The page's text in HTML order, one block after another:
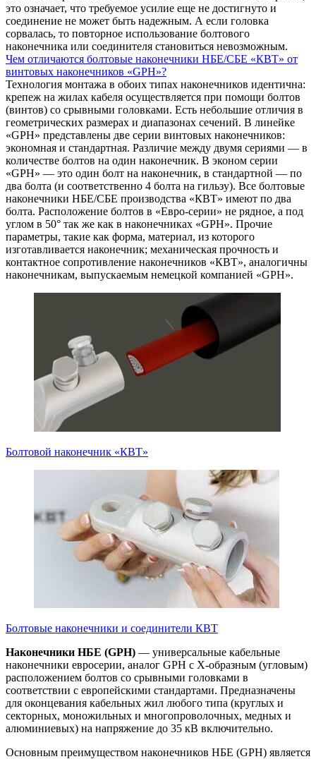
это означает, что требуемое усилие еще не достигнуто и
соединение не может быть надежным. А если головка
сорвалась, то повторное использование болтового
наконечника или соединителя становиться невозможным.
Чем отличаются болтовые наконечники НБЕ/СБЕ «КВТ» от
винтовых наконечников «GPH»?
Технология монтажа в обоих типах наконечников идентична:
крепеж на жилах кабеля осуществляется при помощи болтов
(винтов) со срывными головками. Есть небольшие отличия в
геометрических размерах и диапазонах сечений. В линейке
«GPH» представлены две серии винтовых наконечников:
экономная и стандартная. Различие между двумя сериями — в
количестве болтов на один наконечник. В эконом серии
«GPH» — это один болт на наконечник, в стандартной — по
два болта (и соответственно 4 болта на гильзу). Все болтовые
наконечники НБЕ/СБЕ производства «КВТ» имеют по два
болта. Расположение болтов в «Евро-серии» не рядное, а под
углом в 50° так же как в наконечниках «GPH». Прочие
параметры, такие как форма, материал, из которого
изготавливается наконечник; механическая прочность и
контактное сопротивление наконечников «КВТ», аналогичны
наконечникам, выпускаемым немецкой компанией «GPH».
Болтовой наконечник «КВТ»
Болтовые наконечники и соединители КВТ
Наконечники НБЕ (GPH) — универсальные кабельные
наконечники евросерии, аналог GPH с Х-образным (угловым)
расположением болтов со срывными головками в
соответствии с европейскими стандартами. Предназначены
для оконцевания кабельных жил любого типа (круглых и
секторных, моножильных и многопроволочных, медных и
алюминиевых) на напряжение до 35 кВ включительно.
Основным преимуществом наконечников НБЕ (GPH) является